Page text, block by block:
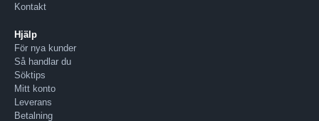
Kontakt
Hjälp
För nya kunder
Så handlar du
Söktips
Mitt konto
Leverans
Betalning